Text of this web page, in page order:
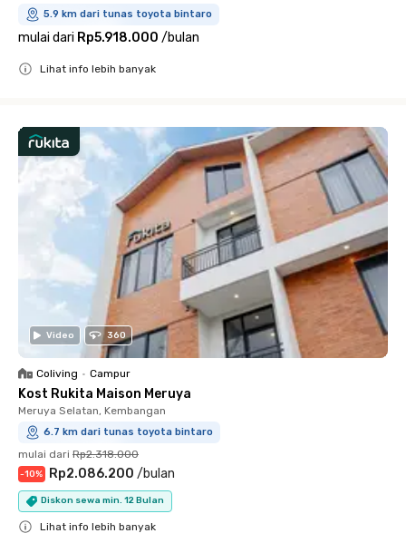
5.9 km dari tunas toyota bintaro
mulai dari Rp5.918.000 /bulan
Lihat info lebih banyak
Video 360
Coliving • Campur
Kost Rukita Maison Meruya
Meruya Selatan, Kembangan
6.7 km dari tunas toyota bintaro
mulai dari Rp2.318.000
-10% Rp2.086.200 /bulan
Diskon sewa min. 12 Bulan
Lihat info lebih banyak